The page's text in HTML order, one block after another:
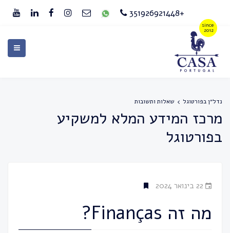
+351926921448
נדל״ן בפורטוגל שאלות ותשובות
מרכז המידע המלא למשקיע
בפורטוגל
22 בינואר 2024
מה זה Finanças?